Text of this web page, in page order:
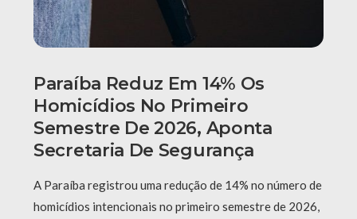
Paraíba Reduz Em 14% Os
Homicídios No Primeiro
Semestre De 2026, Aponta
Secretaria De Segurança
A Paraíba registrou uma redução de 14% no número de
homicídios intencionais no primeiro semestre de 2026,